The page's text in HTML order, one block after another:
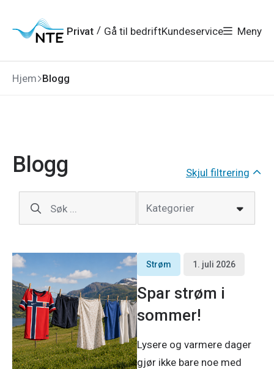
hovedmeny
søk
hovedinnhold
bunnområde
Privat / Gå til bedriftKundeservice Meny
Hjem Blogg
Blogg Skjul filtrering
Søk ... Kategorier
Strøm 1. juli 2026
Spar strøm i
sommer!
Lysere og varmere dager
gjør ikke bare noe med